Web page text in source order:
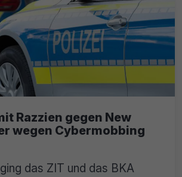
Razzien gegen New
wegen Cybermobbing
das ZIT und das BKA